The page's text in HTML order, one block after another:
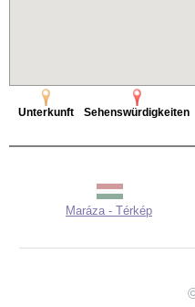
Unterkunft Sehenswürdigkeiten
Maráza - Térkép